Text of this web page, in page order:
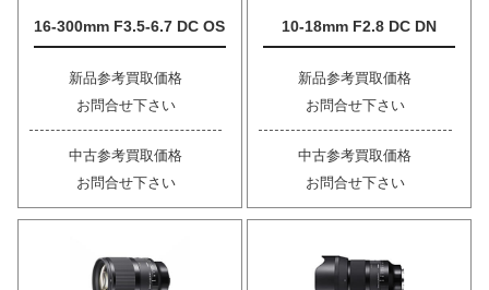
16-300mm F3.5-6.7 DC OS
新品参考買取価格
お問合せ下さい
中古参考買取価格
お問合せ下さい
10-18mm F2.8 DC DN
新品参考買取価格
お問合せ下さい
中古参考買取価格
お問合せ下さい